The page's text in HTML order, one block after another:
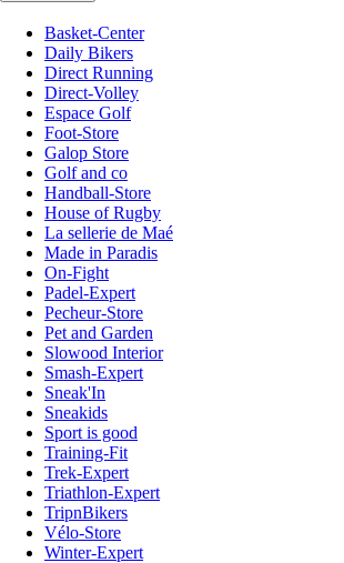
Basket-Center
Daily Bikers
Direct Running
Direct-Volley
Espace Golf
Foot-Store
Galop Store
Golf and co
Handball-Store
House of Rugby
La sellerie de Maé
Made in Paradis
On-Fight
Padel-Expert
Pecheur-Store
Pet and Garden
Slowood Interior
Smash-Expert
Sneak'In
Sneakids
Sport is good
Training-Fit
Trek-Expert
Triathlon-Expert
TripnBikers
Vélo-Store
Winter-Expert